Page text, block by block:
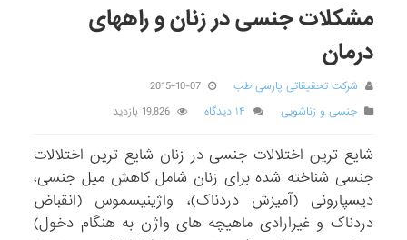
مشکلات جنسی در زنان و راههای
درمان
شرکت تحقیقاتی پارسی طب
2015-10-07
جنسی و زناشویی
۱۴ دیدگاه 19,826 بازدید
شایع ترین اختلالات جنسی در زنان شایع ترین اختلالات
جنسی شناخته شده برای زنان شامل کاهش میل جنسی،
دیسپارونی (آمیزش دردناک)، واژینیسموس (انقباض
دردناک و غیرارادی ماهیچه های واژن به هنگام دخول)